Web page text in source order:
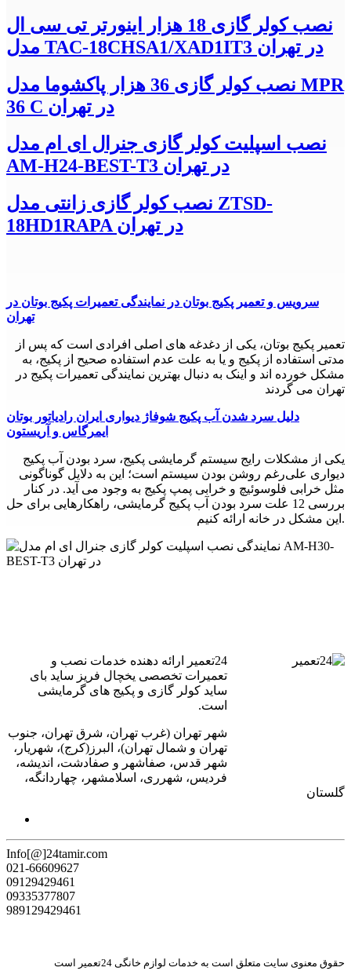
نصب کولر گازی 18 هزار اینورتر تی سی ال
مدل TAC-18CHSA1/XAD1IT3 در تهران
نصب کولر گازی 36 هزار پاکشوما مدل MPR
36 C در تهران
نصب اسپلیت کولر گازی جنرال ای ام مدل
AM-H24-BEST-T3 در تهران
نصب کولر گازی زانتی مدل ZTSD-
18HD1RAPA در تهران
سرویس و تعمیر پکیج بوتان در نمایندگی تعمیرات پکیج بوتان در
تهران
تعمیر پکیج بوتان، یکی از دغدغه های اصلی افرادی است که پس از
مدتی استفاده از پکیج و یا به علت عدم استفاده صحیح از پکیج، به
مشکل خورده اند و اینک به دنبال بهترین نمایندگی تعمیرات پکیج در
تهران می گردند
دلیل سرد شدن آب پکیج شوفاژ دیواری ایران رادیاتور بوتان
ایمرگاس و آریستون
یکی از مشکلات رایج سیستم گرمایشی پکیج، سرد بودن آب پکیج
دیواری علی‌رغم روشن بودن سیستم است؛ این به دلایل گوناگونی
مثل خرابی فلوسوئیچ و خرابی پمپ پکیج به وجود می آید. در کنار
بررسی 12 علت سرد بودن آب پکیج گرمایشی، راهکارهایی برای حل
این مشکل در خانه ارائه کنیم.
24تعمیر ارائه دهنده خدمات نصب و
تعمیرات تخصصی یخچال فریز ساید بای
ساید کولر گازی و پکیج های گرمایشی
است.
شهر تهران (غرب تهران، شرق تهران، جنوب
تهران و شمال تهران)، البرز(کرج)، شهریار،
شهر قدس، صفاشهر و صفادشت، اندیشه،
فردیس، شهرری، اسلامشهر، چهاردانگه،
گلستان
Info[@]24tamir.com
021-66609627
09129429461
09335377807
989129429461
حقوق معنوی سایت متعلق است به خدمات لوازم خانگی 24تعمیر است